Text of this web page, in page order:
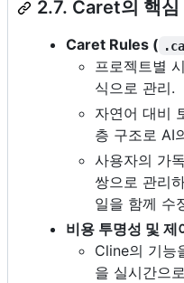
2.7. Caret의 핵심
Caret Rules (
프로젝트별
식으로 관리.
자연어 대비
층 구조로 AI
사용자의 가
쌍으로 관리
일을 함께 수
비용 투명성 및 제
Cline의 기능
을 실시간으